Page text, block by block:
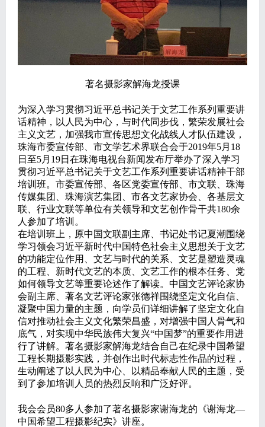
著名摄影家解海龙授课
为深入学习贯彻习近平总书记关于文艺工作系列重要讲
话精神，以人民为中心，与时代同步伐，繁荣发展社会
主义文艺，加强我市宣传思想文化战线人才队伍建设，
珠海市委宣传部、市文学艺术界联合会于2019年5月18
日至5月19日在珠海电视台新闻发布厅举办了深入学习
贯彻习近平总书记关于文艺工作系列重要讲话精神干部
培训班。市委宣传部、各区党委宣传部、市文联、珠海
传媒集团、珠海演艺集团、市各文艺家协会、各基层文
联、行业文联等单位有关领导和文艺创作骨干共180余
人参加了培训。
在培训班上，原中国文联副主席、书记处书记夏潮围绕
学习领会习近平新时代中国特色社会主义思想关于文艺
的功能定位作用、文艺与时代的关系、文艺是塑造灵魂
的工程、新时代文艺的本质、文艺工作的根本任务、党
如何领导文艺等重要论述作了解读。中国文艺评论家协
会副主席、著名文艺评论家张德祥围绕坚定文化自信、
凝聚中国力量的主题，向学员们详细讲解了坚定文化自
信对推动社会主义文化繁荣昌盛，对增强中国人骨气和
底气，对实现中华民族伟大复兴“中国梦”的重要作用进
行了讲解。著名摄影家解海龙结合自己在纪录中国希望
工程长期摄影实践，并创作出时代标志性作品的过程，
生动阐述了以人民为中心、以精品奉献人民的主题，受
到了参加培训人员的热烈反响和广泛好评。
我会会员80多人参加了著名摄影家谢海龙的《谢海龙—
中国希望工程摄影纪实》讲座。